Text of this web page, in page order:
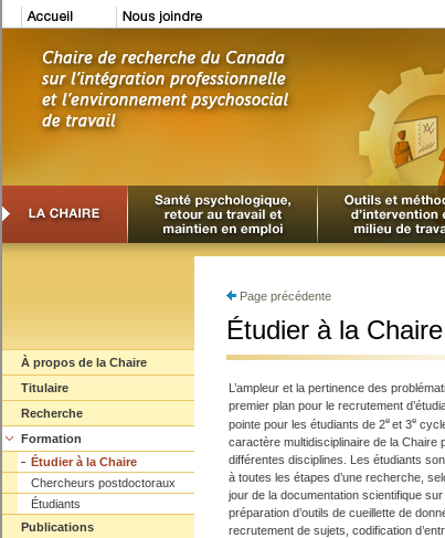
À propos de la Chaire
Titulaire
Recherche
Formation
Étudier à la Chaire
Chercheurs postdoctoraux
Étudiants
Publications
Page précédente
Étudier à la Chaire
L’ampleur et la pertinence des
premier plan pour le recrutement
pointe pour les étudiants de 2e et 3e
caractère multidisciplinaire de la
différentes disciplines. Les étudiants
à toutes les étapes d’une recherche,
jour de la documentation scientifique
préparation d’outils de cueillette de
recrutement de sujets, codification